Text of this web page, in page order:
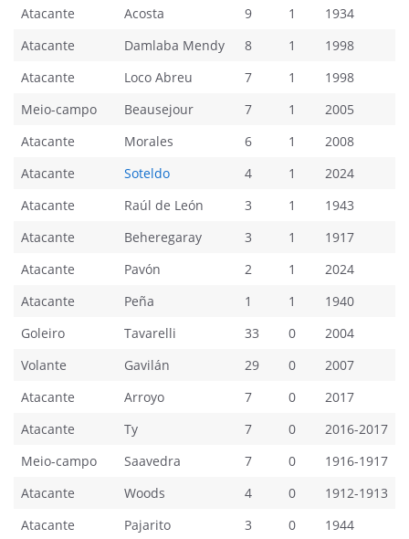
Atacante
Acosta 9 1
1934
Atacante
Damlaba Mendy 8 1
1998
Atacante
Loco Abreu 7 1
1998
Meio-campo
Beausejour 7 1
2005
Atacante
Morales 6 1
2008
Atacante
Soteldo 4 1
2024
Atacante
Raúl de León 3 1
1943
Atacante
Beheregaray 3 1
1917
Atacante
Pavón 2 1
2024
Atacante
Peña 1 1
1940
Goleiro
Tavarelli 33 0
2004
Volante
Gavilán 29 0
2007
Atacante
Arroyo 7 0
2017
Atacante
Ty 7 0
2016-2017
Meio-campo
Saavedra 7 0
1916-1917
Atacante
Woods 4 0
1912-1913
Atacante
Pajarito 3 0 1944